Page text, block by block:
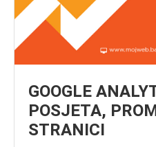
GOOGLE
POSJETA,
STRANICI